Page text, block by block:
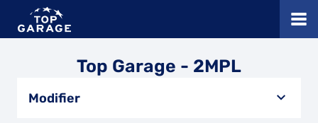
Top Garage - 2MPL
Modifier